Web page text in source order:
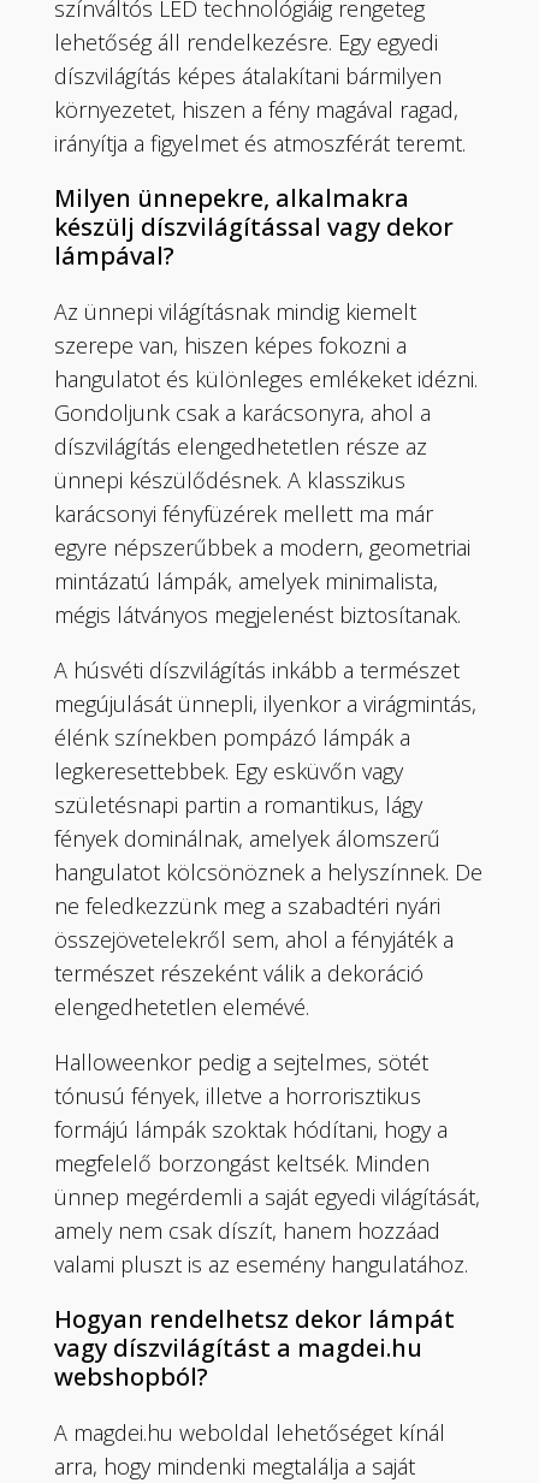
színváltós LED technológiáig rengeteg
lehetőség áll rendelkezésre. Egy egyedi
díszvilágítás képes átalakítani bármilyen
környezetet, hiszen a fény magával ragad,
irányítja a figyelmet és atmoszférát teremt.
Milyen ünnepekre, alkalmakra
készülj díszvilágítással vagy dekor
lámpával?
Az ünnepi világításnak mindig kiemelt
szerepe van, hiszen képes fokozni a
hangulatot és különleges emlékeket idézni.
Gondoljunk csak a karácsonyra, ahol a
díszvilágítás elengedhetetlen része az
ünnepi készülődésnek. A klasszikus
karácsonyi fényfüzérek mellett ma már
egyre népszerűbbek a modern, geometriai
mintázatú lámpák, amelyek minimalista,
mégis látványos megjelenést biztosítanak.
A húsvéti díszvilágítás inkább a természet
megújulását ünnepli, ilyenkor a virágmintás,
élénk színekben pompázó lámpák a
legkeresettebbek. Egy esküvőn vagy
születésnapi partin a romantikus, lágy
fények dominálnak, amelyek álomszerű
hangulatot kölcsönöznek a helyszínnek. De
ne feledkezzünk meg a szabadtéri nyári
összejövetelekről sem, ahol a fényjáték a
természet részeként válik a dekoráció
elengedhetetlen elemévé.
Halloweenkor pedig a sejtelmes, sötét
tónusú fények, illetve a horrorisztikus
formájú lámpák szoktak hódítani, hogy a
megfelelő borzongást keltsék. Minden
ünnep megérdemli a saját egyedi világítását,
amely nem csak díszít, hanem hozzáad
valami pluszt is az esemény hangulatához.
Hogyan rendelhetsz dekor lámpát
vagy díszvilágítást a magdei.hu
webshopból?
A magdei.hu weboldal lehetőséget kínál
arra, hogy mindenki megtalálja a saját